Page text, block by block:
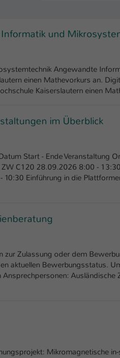
Informatik und
Angewandte
einen Mathevorkurs an.
Kaiserslautern einen
im Überblick
Start - Ende
C120 28.09.2026 8:00 -
Einführung in die
zur Zulassung oder dem
aktuellen Bewerbungsstatus.
Mikromagnetische
Laufzeit
Zweck
Anbieter
Laufzeit
Name
Besucher auf der
werden
verwendet.
Name
Laufzeit
Wir verwenden auf
Vimeo, Issuu), um